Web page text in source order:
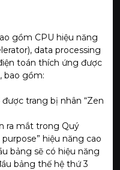
gồm CPU hiệu năng
data processing
toán thích ứng được
bao gồm:
trang bị nhân “Zen
ra mắt trong Quý
purpose” hiệu năng cao
bảng sẽ có hiệu năng
bảng thế hệ thứ 3